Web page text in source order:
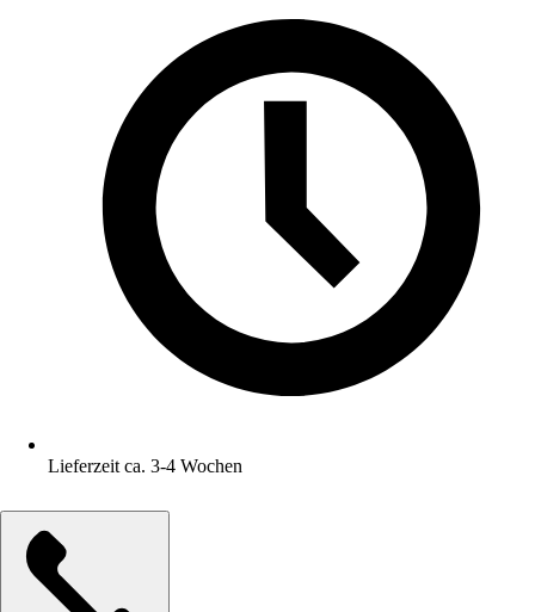
Lieferzeit ca. 3-4 Wochen